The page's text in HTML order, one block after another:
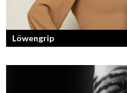
Löwengrip
Från bloggare till influencer
en kvinnlig entreprenör med en